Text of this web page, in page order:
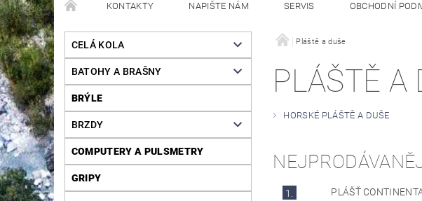
KONTAKTY NAPIŠTE NÁM SERVIS OBCHODNÍ
CELÁ KOLA
BATOHY A BRAŠNY
BRÝLE
BRZDY
COMPUTERY A PULSMETRY
GRIPY
Pláště a duše
PLÁŠTĚ A
HORSKÉ PLÁŠTĚ A DUŠE
1. PLÁŠŤ